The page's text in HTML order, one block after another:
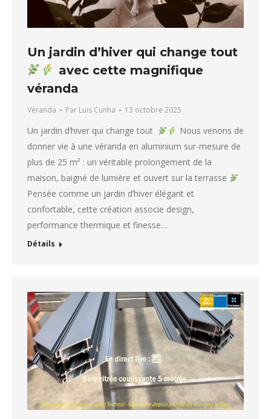
Un jardin d’hiver qui change tout
avec cette magnifique
véranda
Véranda Par Luis Cunha 13 octobre 2025
Un jardin d’hiver qui change tout
Nous venons de
donner vie à une véranda en aluminium sur-mesure de
plus de 25 m² : un véritable prolongement de la
maison, baigné de lumière et ouvert sur la terrasse
Pensée comme un jardin d’hiver élégant et
confortable, cette création associe design,
performance thermique et finesse…
Détails